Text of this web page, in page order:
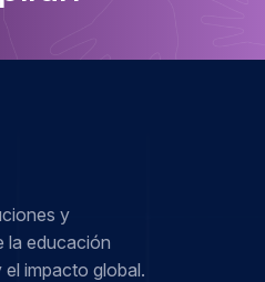
y
la educación
impacto global.